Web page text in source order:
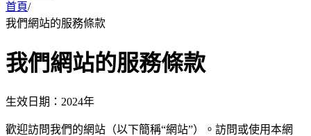
首頁/
我們網站的服務條款
我們網站的服務條款
生效日期：2024年
歡迎訪問我們的網站（以下簡稱“網站”）。訪問或使用本網